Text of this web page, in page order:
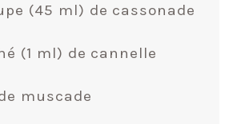
(45 ml) de cassonade
(1 ml) de cannelle
muscade